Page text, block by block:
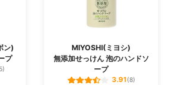
ン)
プ
MIYOSHI(ミヨシ)
無添加せっけん 泡のハンドソ
ープ
3.91(8)